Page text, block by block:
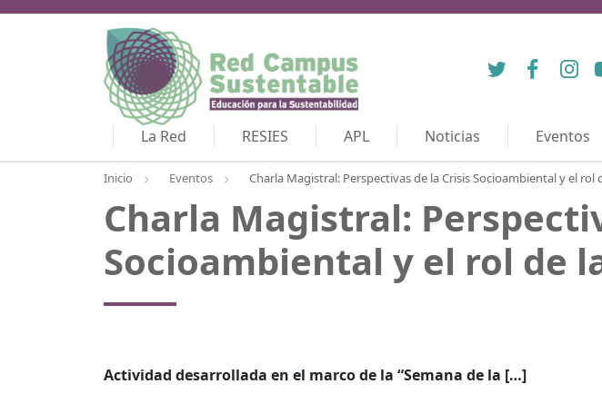
Twitter Facebook
La Red RESIES APL Noticias Eventos
Inicio Eventos Charla Magistral: Perspectivas de la Crisis Socioambiental y el rol
Charla Magistral:
Socioambiental y el rol de
Actividad desarrollada en el marco de la “Semana de la […]